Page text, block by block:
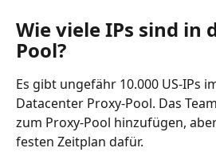
Wie viele IPs sind in
Pool?
Es gibt ungefähr 10.000 US-IPs
Datacenter Proxy-Pool. Das
zum Proxy-Pool hinzufügen,
festen Zeitplan dafür.